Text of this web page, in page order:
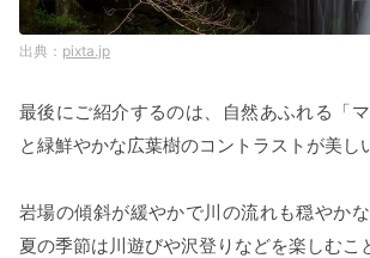
pixta.jp
最後にご紹介するのは、自然あふれる「
と緑鮮やかな広葉樹のコントラストが美し
岩場の傾斜が緩やかで川の流れも穏やか
夏の季節は川遊びや沢登りなどを楽しむこ